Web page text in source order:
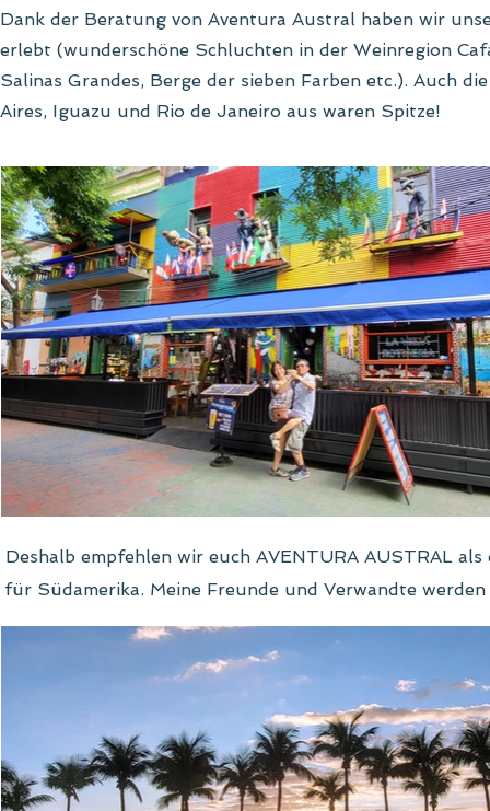
Dank der Beratung von Aventura Austral haben wir
erlebt (wunderschöne Schluchten in der Weinregion
Salinas Grandes, Berge der sieben Farben etc.). Auch
Aires, Iguazu und Rio de Janeiro aus waren Spitze!
Deshalb empfehlen wir euch AVENTURA AUSTRAL
für Südamerika. Meine Freunde und Verwandte